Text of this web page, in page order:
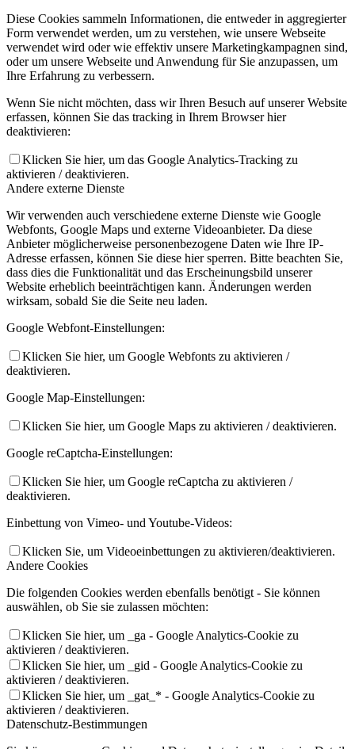
Diese Cookies sammeln Informationen, die entweder in aggregierter
Form verwendet werden, um zu verstehen, wie unsere Webseite
verwendet wird oder wie effektiv unsere Marketingkampagnen sind,
oder um unsere Webseite und Anwendung für Sie anzupassen, um
Ihre Erfahrung zu verbessern.
Wenn Sie nicht möchten, dass wir Ihren Besuch auf unserer Website
erfassen, können Sie das tracking in Ihrem Browser hier
deaktivieren:
Klicken Sie hier, um das Google Analytics-Tracking zu
aktivieren / deaktivieren.
Andere externe Dienste
Wir verwenden auch verschiedene externe Dienste wie Google
Webfonts, Google Maps und externe Videoanbieter. Da diese
Anbieter möglicherweise personenbezogene Daten wie Ihre IP-
Adresse erfassen, können Sie diese hier sperren. Bitte beachten Sie,
dass dies die Funktionalität und das Erscheinungsbild unserer
Website erheblich beeinträchtigen kann. Änderungen werden
wirksam, sobald Sie die Seite neu laden.
Google Webfont-Einstellungen:
Klicken Sie hier, um Google Webfonts zu aktivieren /
deaktivieren.
Google Map-Einstellungen:
Klicken Sie hier, um Google Maps zu aktivieren / deaktivieren.
Google reCaptcha-Einstellungen:
Klicken Sie hier, um Google reCaptcha zu aktivieren /
deaktivieren.
Einbettung von Vimeo- und Youtube-Videos:
Klicken Sie, um Videoeinbettungen zu aktivieren/deaktivieren.
Andere Cookies
Die folgenden Cookies werden ebenfalls benötigt - Sie können
auswählen, ob Sie sie zulassen möchten:
Klicken Sie hier, um _ga - Google Analytics-Cookie zu
aktivieren / deaktivieren.
Klicken Sie hier, um _gid - Google Analytics-Cookie zu
aktivieren / deaktivieren.
Klicken Sie hier, um _gat_* - Google Analytics-Cookie zu
aktivieren / deaktivieren.
Datenschutz-Bestimmungen